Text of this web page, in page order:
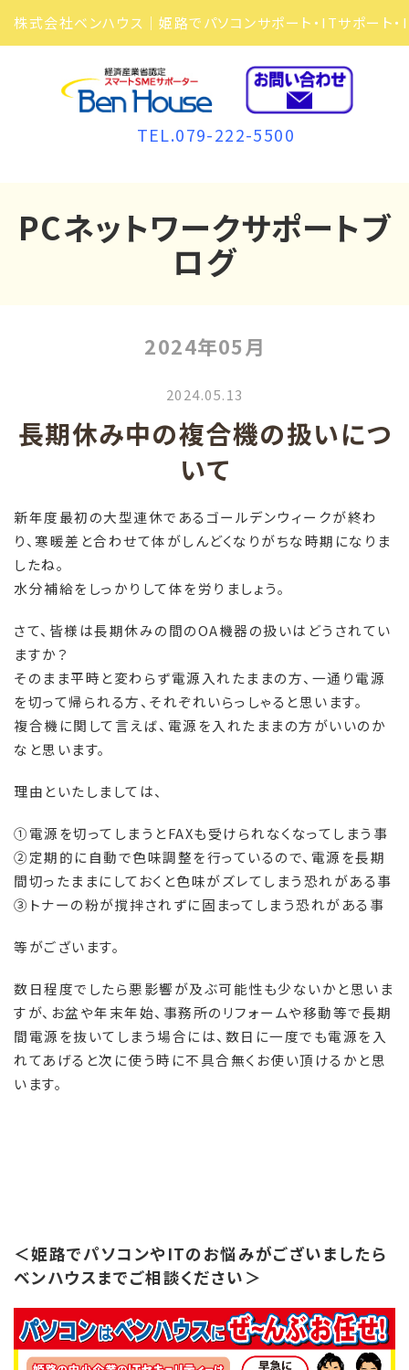
TEL.079-222-5500
PCネットワークサポートブ
ログ
2024年05月
2024.05.13
長期休み中の複合機の扱いにつ
いて
新年度最初の大型連休であるゴールデンウィークが終わ
り、寒暖差と合わせて体がしんどくなりがちな時期になりま
したね。
水分補給をしっかりして体を労りましょう。
さて、皆様は長期休みの間のOA機器の扱いはどうされてい
ますか？
そのまま平時と変わらず電源入れたままの方、一通り電源
を切って帰られる方、それぞれいらっしゃると思います。
複合機に関して言えば、電源を入れたままの方がいいのか
なと思います。
理由といたしましては、
①電源を切ってしまうとFAXも受けられなくなってしまう事
②定期的に自動で色味調整を行っているので、電源を長期
間切ったままにしておくと色味がズレてしまう恐れがある事
③トナーの粉が撹拌されずに固まってしまう恐れがある事
等がございます。
数日程度でしたら悪影響が及ぶ可能性も少ないかと思いま
すが、お盆や年末年始、事務所のリフォームや移動等で長期
間電源を抜いてしまう場合には、数日に一度でも電源を入
れてあげると次に使う時に不具合無くお使い頂けるかと思
います。
＜姫路でパソコンやITのお悩みがございましたら
ベンハウスまでご相談ください＞